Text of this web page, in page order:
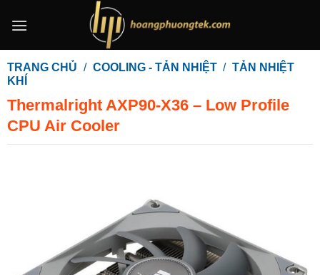
qua
dung
TRANG CHỦ / COOLING - TẢN NHIỆT / TẢN NHIỆT
KHÍ
Thermalright AXP90-X36 – Low Profile
CPU Air Cooler